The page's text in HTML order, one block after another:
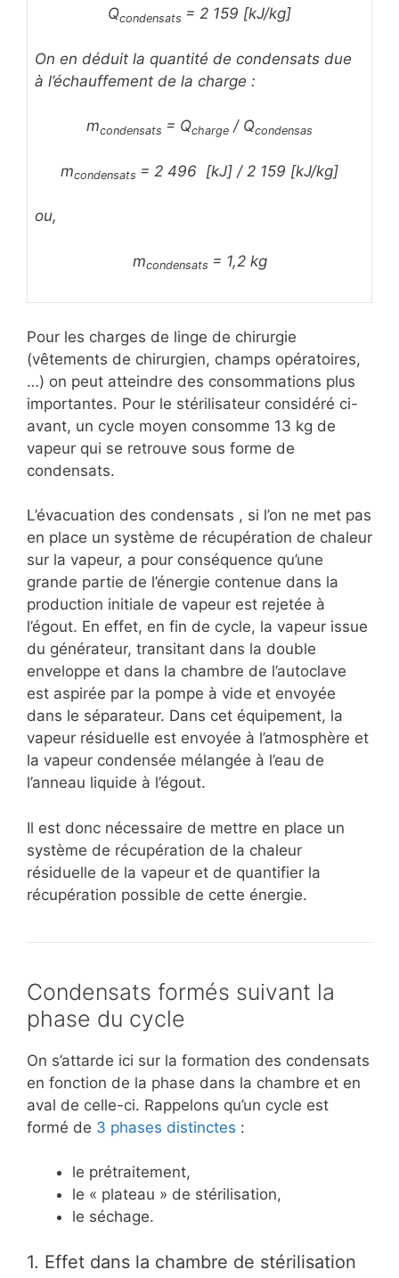
Qcondensats = 2 159 [kJ/kg]
On en déduit la quantité de condensats due
à l’échauffement de la charge :
mcondensats = Qcharge / Qcondensas
mcondensats = 2 496 [kJ] / 2 159 [kJ/kg]
ou,
mcondensats = 1,2 kg
Pour les charges de linge de chirurgie
(vêtements de chirurgien, champs opératoires,
…) on peut atteindre des consommations plus
importantes. Pour le stérilisateur considéré ci-
avant, un cycle moyen consomme 13 kg de
vapeur qui se retrouve sous forme de
condensats.
L’évacuation des condensats , si l’on ne met pas
en place un système de récupération de chaleur
sur la vapeur, a pour conséquence qu’une
grande partie de l’énergie contenue dans la
production initiale de vapeur est rejetée à
l’égout. En effet, en fin de cycle, la vapeur issue
du générateur, transitant dans la double
enveloppe et dans la chambre de l’autoclave
est aspirée par la pompe à vide et envoyée
dans le séparateur. Dans cet équipement, la
vapeur résiduelle est envoyée à l’atmosphère et
la vapeur condensée mélangée à l’eau de
l’anneau liquide à l’égout.
Il est donc nécessaire de mettre en place un
système de récupération de la chaleur
résiduelle de la vapeur et de quantifier la
récupération possible de cette énergie.
Condensats formés suivant la
phase du cycle
On s’attarde ici sur la formation des condensats
en fonction de la phase dans la chambre et en
aval de celle-ci. Rappelons qu’un cycle est
formé de 3 phases distinctes :
le prétraitement,
le « plateau » de stérilisation,
le séchage.
1. Effet dans la chambre de stérilisation